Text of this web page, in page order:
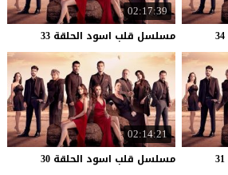
34
02:17:39
مسلسل قلب اسود الحلقة 33
31
02:14:21
مسلسل قلب اسود الحلقة 30